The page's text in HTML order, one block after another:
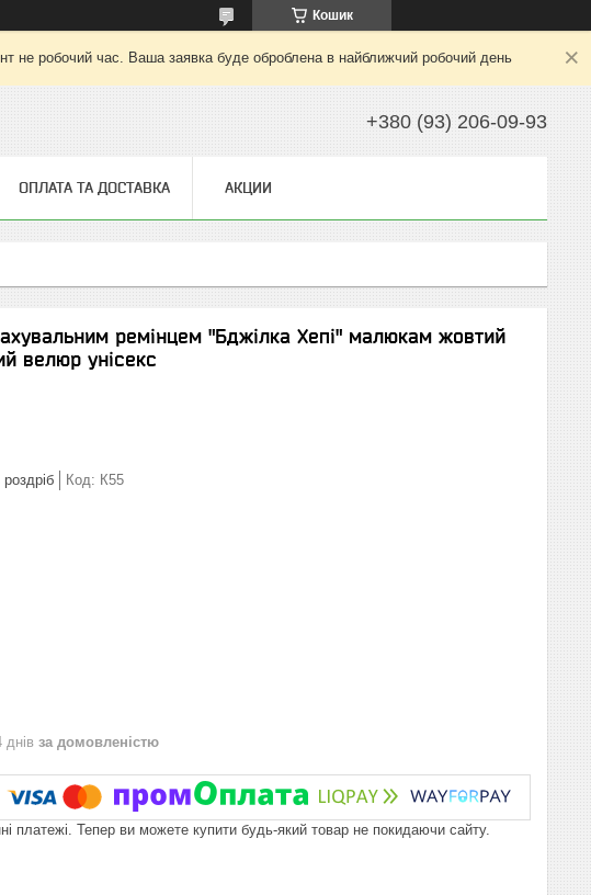
Кошик
не робочий час. Ваша заявка буде оброблена в найближчий робочий день
+380 (93) 206-09-93
ОПЛАТА ТА ДОСТАВКА АКЦИИ
ремінцем "Бджілка Хепі" малюкам жовтий
велюр унісекс
Код: К55
за домовленістю
платежі. Тепер ви можете купити будь-який товар не покидаючи сайту.